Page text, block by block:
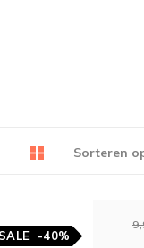
Sorteren
-40%